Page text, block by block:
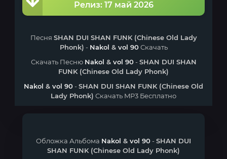
Релиз: 17 май 2026
Песня SHAN DUI SHAN FUNK (Chinese Old Lady
Phonk) - Nakol & vol 90Скачать
Скачать Песню Nakol & vol 90-SHAN DUI SHAN
FUNK (Chinese Old Lady Phonk)
Nakol & vol 90-SHAN DUI SHAN FUNK (Chinese Old
Lady Phonk) Скачать MP3 Бесплатно
Обложка Альбома Nakol & vol 90-SHAN DUI
SHAN FUNK (Chinese Old Lady Phonk)